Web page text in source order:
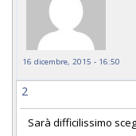
16 dicembre, 2015 - 16:50
2
Sarà difficilissimo